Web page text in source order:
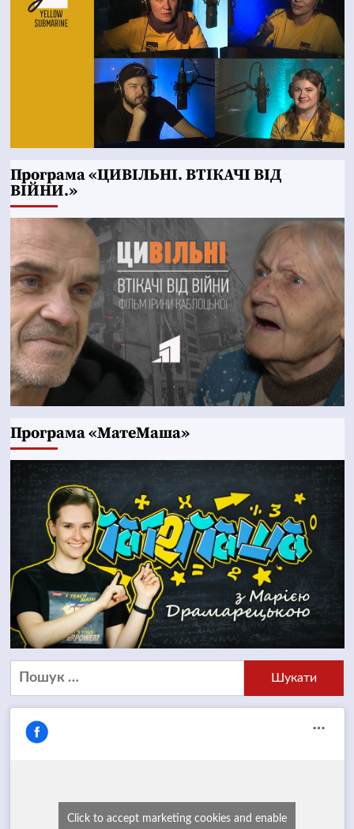
Програма «ЦИВІЛЬНІ. ВТІКАЧІ ВІД
ВІЙНИ.»
Програма «МатеМаша»
Пошук:
Click to accept marketing cookies and enable